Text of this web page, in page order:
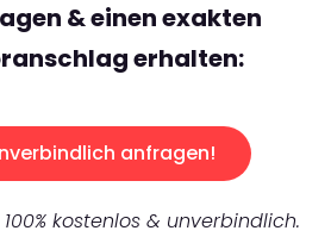
& einen exakten
erhalten:
anfragen!
kostenlos & unverbindlich.